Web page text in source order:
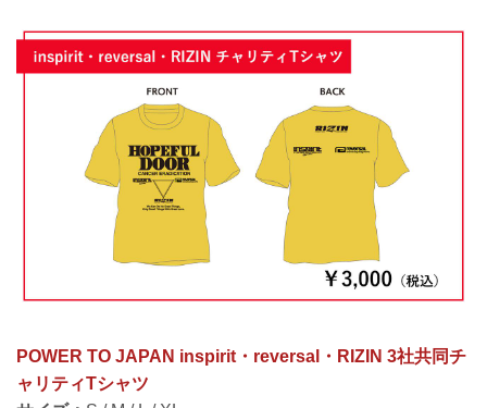
POWER TO JAPAN inspirit・reversal・RIZIN 3社共同チ
ャリティTシャツ